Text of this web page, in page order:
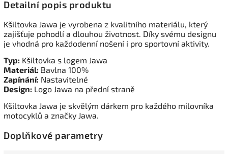
Detailní popis produktu
Kšiltovka Jawa je vyrobena z kvalitního materiálu, který
zajišťuje pohodlí a dlouhou životnost. Díky svému designu
je vhodná pro každodenní nošení i pro sportovní aktivity.
Typ: Kšiltovka s logem Jawa
Materiál: Bavlna 100%
Zapínání: Nastavitelné
Design: Logo Jawa na přední straně
Kšiltovka Jawa je skvělým dárkem pro každého milovníka
motocyklů a značky Jawa.
Doplňkové parametry